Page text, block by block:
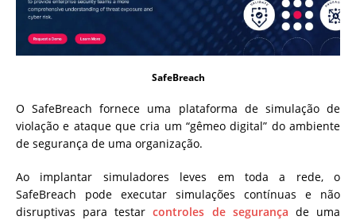
SafeBreach
O SafeBreach fornece uma plataforma de simulação de
violação e ataque que cria um “gêmeo digital” do ambiente
de segurança de uma organização.
Ao implantar simuladores leves em toda a rede, o
SafeBreach pode executar simulações contínuas e não
disruptivas para testar controles de segurança de uma